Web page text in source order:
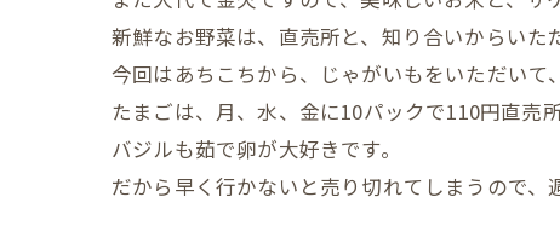
新鮮なお野菜は、直売所と、知り合いからいた
今回はあちこちから、じゃがいもをいただいて
たまごは、月、水、金に10パックで110円直売
バジルも茹で卵が大好きです。
だから早く行かないと売り切れてしまうので、